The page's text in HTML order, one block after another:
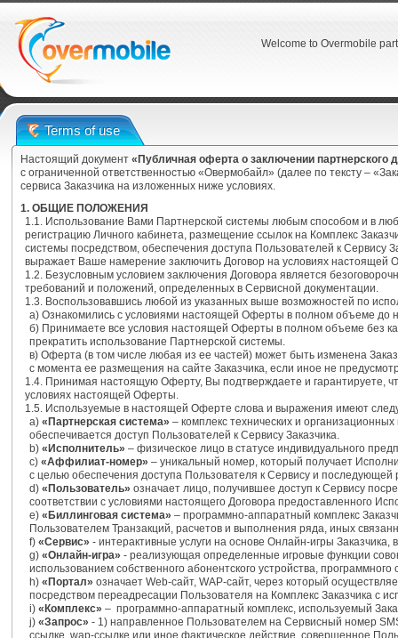
Welcome to Overmobile
Terms of use
Настоящий документ «Публичная оферта о заключении партнерского
с ограниченной ответственностью «Овермобайл» (далее по тексту –
сервиса Заказчика на изложенных ниже условиях.
1. ОБЩИЕ ПОЛОЖЕНИЯ
1.1. Использование Вами Партнерской системы любым способом и в
регистрацию Личного кабинета, размещение ссылок на Комплекс
системы посредством, обеспечения доступа Пользователей к Сервису
выражает Ваше намерение заключить Договор на условиях настоящей
1.2. Безусловным условием заключения Договора является
требований и положений, определенных в Сервисной документации.
1.3. Воспользовавшись любой из указанных выше возможностей по
а) Ознакомились с условиями настоящей Оферты в полном объеме до
б) Принимаете все условия настоящей Оферты в полном объеме без
прекратить использование Партнерской системы.
в) Оферта (в том числе любая из ее частей) может быть изменена
с момента ее размещения на сайте Заказчика, если иное не
1.4. Принимая настоящую Оферту, Вы подтверждаете и гарантируете,
условиях настоящей Оферты.
1.5. Используемые в настоящей Оферте слова и выражения имеют
а) «Партнерская система» – комплекс технических и
обеспечивается доступ Пользователей к Сервису Заказчика.
b) «Исполнитель» – физическое лицо в статусе индивидуального
c) «Аффилиат-номер» – уникальный номер, который получает
с целью обеспечения доступа Пользователя к Сервису и
d) «Пользователь» означает лицо, получившее доступ к Сервису
соответствии с условиями настоящего Договора предоставленного
e) «Биллинговая система» – программно-аппаратный комплекс
Пользователем Транзакций, расчетов и выполнения ряда, иных
f) «Сервис» - интерактивные услуги на основе Онлайн-игры
g) «Онлайн-игра» - реализующая определенные игровые функции
использованием собственного абонентского устройства,
h) «Портал» означает Web-сайт, WAP-сайт, через который
посредством переадресации Пользователя на Комплекс Заказчика с
i) «Комплекс» – программно-аппаратный комплекс, используемый
j) «Запрос» - 1) направленное Пользователем на Сервисный номер
ссылке, wap-ссылке или иное фактическое действие, совершенное